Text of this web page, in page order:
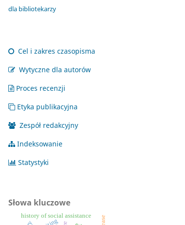
dla bibliotekarzy
Cel i zakres czasopisma
Wytyczne dla autorów
Proces recenzji
Etyka publikacyjna
Zespół redakcyjny
Indeksowanie
Statystyki
Słowa kluczowe
history of social assistance